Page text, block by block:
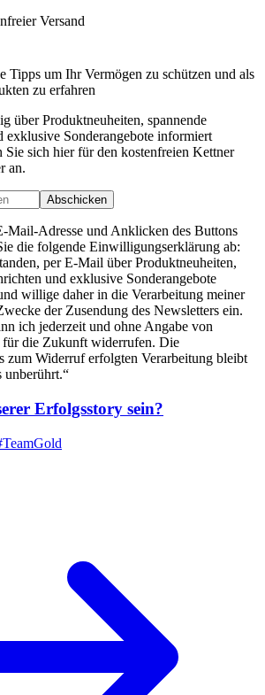
Versand
Tipps um Ihr Vermögen zu schützen und als
zu erfahren
über Produktneuheiten, spannende
exklusive Sonderangebote informiert
Sie sich hier für den kostenfreien Kettner
an.
Abschicken
Mail-Adresse und Anklicken des Buttons
die folgende Einwilligungserklärung ab:
per E-Mail über Produktneuheiten,
und exklusive Sonderangebote
willige daher in die Verarbeitung meiner
der Zusendung des Newsletters ein.
ich jederzeit und ohne Angabe von
die Zukunft widerrufen. Die
zum Widerruf erfolgten Verarbeitung bleibt
unberührt.“
Erfolgsstory sein?